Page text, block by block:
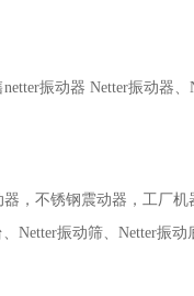
振动器 Netter振动器
，不锈钢震动器，工厂机
Netter振动筛、Netter振动